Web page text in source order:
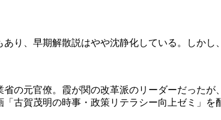
あり、早期解散説はやや沈静化している。しか
の元官僚。霞が関の改革派のリーダーだった
古賀茂明の時事・政策リテラシー向上ゼミ」を